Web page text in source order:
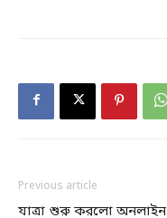
Previous article
যাত্রা শুরু করলো অনলাইন